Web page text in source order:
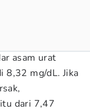
asam urat
8,32 mg/dL. Jika
dari 7,47